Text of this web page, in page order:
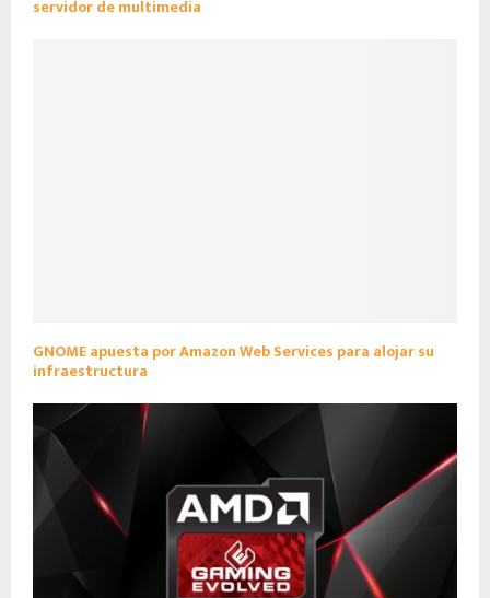
servidor de multimedia
GNOME apuesta por Amazon Web Services para alojar su
infraestructura